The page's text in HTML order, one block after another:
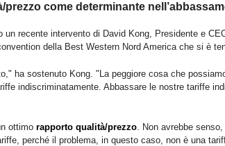
prezzo come determinante
un recente intervento di David Kong, Presidente e
della Best Western Nord America che si è
ha sostenuto Kong. "La peggiore cosa che
indiscriminatamente. Abbassare le nostre tariffe
ottimo rapporto qualità/prezzo. Non avrebbe
perché il problema, in questo caso, non è una